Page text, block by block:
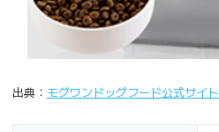
出典： モグワンドッグフード公式サイト